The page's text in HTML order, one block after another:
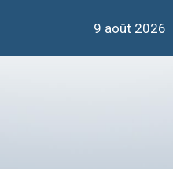
9 août 2026